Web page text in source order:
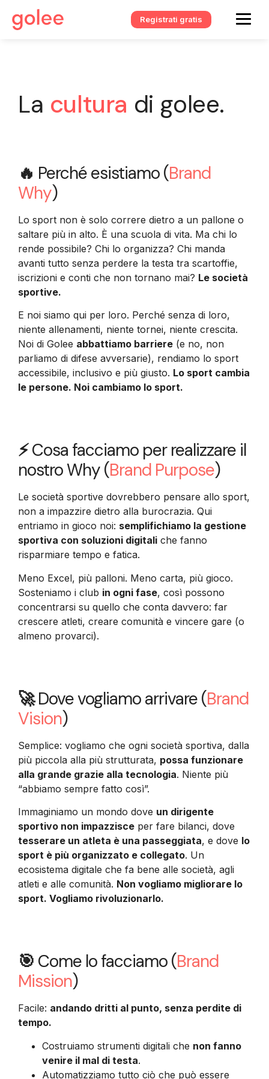
Registrati gratis
La cultura di golee.
🔥 Perché esistiamo (Brand
Why)
Lo sport non è solo correre dietro a un pallone o
saltare più in alto. È una scuola di vita. Ma chi lo
rende possibile? Chi lo organizza? Chi manda
avanti tutto senza perdere la testa tra scartoffie,
iscrizioni e conti che non tornano mai? Le società
sportive.
E noi siamo qui per loro. Perché senza di loro,
niente allenamenti, niente tornei, niente crescita.
Noi di Golee abbattiamo barriere (e no, non
parliamo di difese avversarie), rendiamo lo sport
accessibile, inclusivo e più giusto. Lo sport cambia
le persone. Noi cambiamo lo sport.
⚡Cosa facciamo per realizzare il
nostro Why (Brand Purpose)
Le società sportive dovrebbero pensare allo sport,
non a impazzire dietro alla burocrazia. Qui
entriamo in gioco noi: semplifichiamo la gestione
sportiva con soluzioni digitali che fanno
risparmiare tempo e fatica.
Meno Excel, più palloni. Meno carta, più gioco.
Sosteniamo i club in ogni fase, così possono
concentrarsi su quello che conta davvero: far
crescere atleti, creare comunità e vincere gare (o
almeno provarci).
🚀Dove vogliamo arrivare (Brand
Vision)
Semplice: vogliamo che ogni società sportiva, dalla
più piccola alla più strutturata, possa funzionare
alla grande grazie alla tecnologia. Niente più
“abbiamo sempre fatto così”.
Immaginiamo un mondo dove un dirigente
sportivo non impazzisce per fare bilanci, dove
tesserare un atleta è una passeggiata, e dove lo
sport è più organizzato e collegato. Un
ecosistema digitale che fa bene alle società, agli
atleti e alle comunità. Non vogliamo migliorare lo
sport. Vogliamo rivoluzionarlo.
🎯 Come lo facciamo (Brand
Mission)
Facile: andando dritti al punto, senza perdite di
tempo.
Costruiamo strumenti digitali che non fanno
venire il mal di testa.
Automatizziamo tutto ciò che può essere